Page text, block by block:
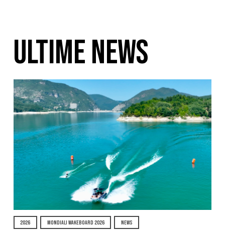
ULTIME NEWS
2026 MONDIALI WAKEBOARD 2026 NEWS